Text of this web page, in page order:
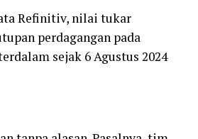
Refinitiv, nilai tukar
perdagangan pada
sejak 6 Agustus 2024